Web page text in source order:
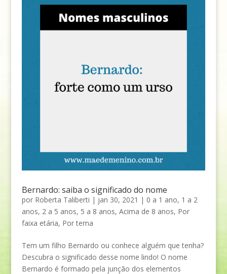
Bernardo: saiba o significado do nome
por Roberta Taliberti | jan 30, 2021 | 0 a 1 ano, 1 a 2
anos, 2 a 5 anos, 5 a 8 anos, Acima de 8 anos, Por
faixa etária, Por tema
Tem um filho Bernardo ou conhece alguém que tenha?
Descubra o significado desse nome lindo! O nome
Bernardo é formado pela junção dos elementos